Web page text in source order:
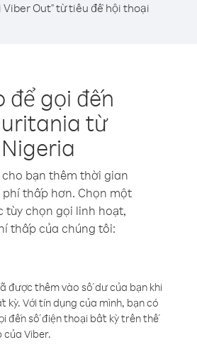
Viber Out" từ tiêu đề hội thoại
để gọi đến
từ
Nigeria
cho bạn thêm thời gian
thấp hơn. Chọn một
tùy chọn gọi linh hoạt,
thấp của chúng tôi:
được thêm vào số dư của bạn khi
kỳ. Với tín dụng của mình, bạn có
đến số điện thoại bất kỳ trên thế
của Viber.